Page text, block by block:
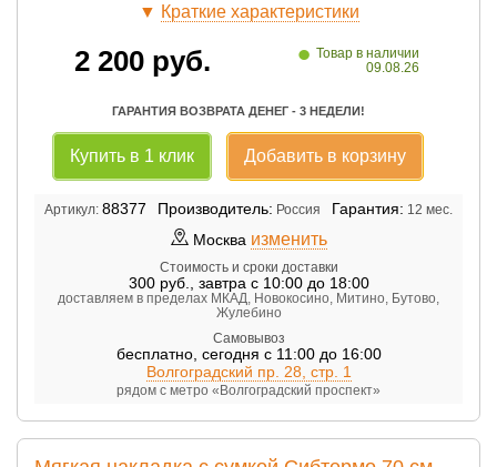
▼ Краткие характеристики
2 200 руб. • Товар в наличии
09.08.26
ГАРАНТИЯ ВОЗВРАТА ДЕНЕГ - 3 НЕДЕЛИ!
Купить в 1 клик Добавить в корзину
Артикул: 88377 Производитель: Россия Гарантия: 12 мес.
Москва изменить
Стоимость и сроки доставки
300руб. завтра с 10:00 до 18:00
доставляем в пределах МКАД, Новокосино, Митино, Бутово,
Жулебино
Самовывоз
бесплатно, сегодня с 11:00 до 16:00
Волгоградский пр. 28, стр. 1
рядом с метро «Волгоградский проспект»